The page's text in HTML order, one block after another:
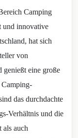
Camping
und innovative
hat sich
von
genießt eine große
das durchdachte
Verhältnis und die
auch